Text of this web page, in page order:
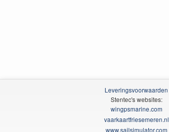
Leveringsvoorwaarden
Stentec's websites:
wingpsmarine.com
vaarkaartfriesemeren.nl
www.sailsimulator.com